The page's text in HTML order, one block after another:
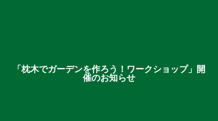
「枕木でガーデンを作ろう！ワークショップ」開
催のお知らせ